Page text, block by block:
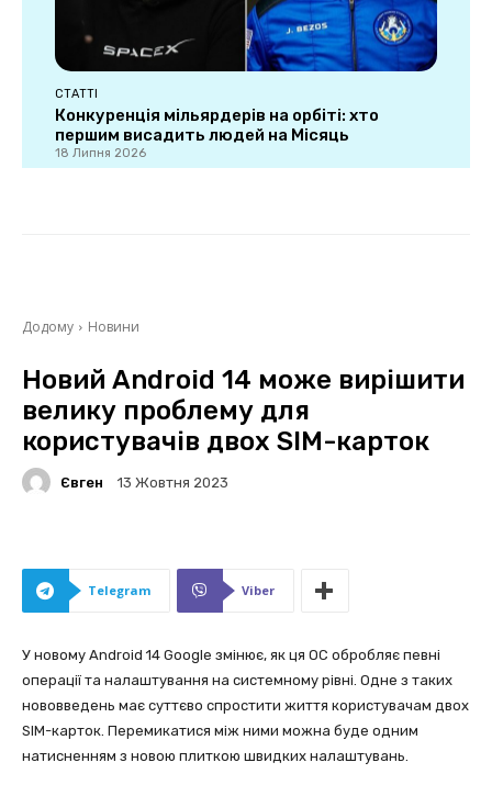
СТАТТІ
Конкуренція мільярдерів на орбіті: хто
першим висадить людей на Місяць
18 Липня 2026